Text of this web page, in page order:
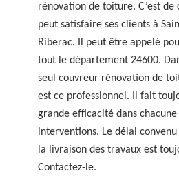
rénovation de toiture. C’est de
peut satisfaire ses clients à
Riberac. Il peut être appelé
tout le département 24600.
seul couvreur rénovation de
est ce professionnel. Il fait
grande efficacité dans chacune
interventions. Le délai
la livraison des travaux est
Contactez-le.